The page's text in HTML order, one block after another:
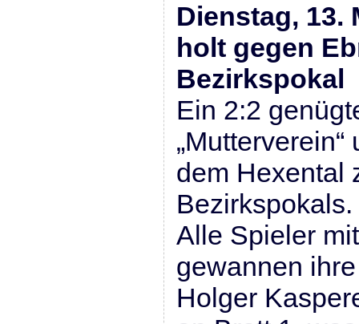
Dienstag, 13.
holt gegen
Bezirkspokal
Ein 2:2
dem Hexental
Bezirkspokals.
Alle Spieler
gewannen
Holger